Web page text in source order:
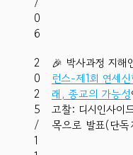
0
6
2
0
2
5
/
1
🎉 박사과정 지해
런스-제1회 연세
래, 종교의 가능성
고찰: 디시인사이
목으로 발표(단